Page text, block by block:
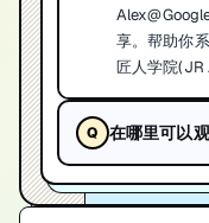
享。帮助你
匠人学院(JR
在哪里可以